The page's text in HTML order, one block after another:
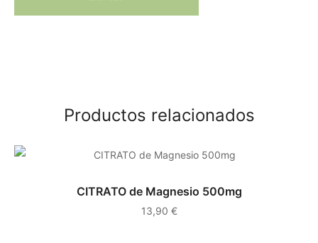
Productos relacionados
CITRATO de Magnesio 500mg
13,90 €